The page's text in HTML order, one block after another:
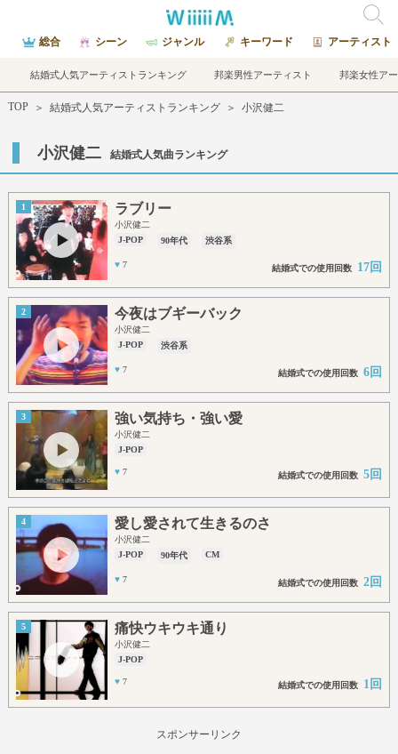
総合 シーン ジャンル キーワード アーティスト
結婚式人気アーティストランキング 邦楽男性アーティスト 邦楽女性ア
TOP ＞ 結婚式人気アーティストランキング ＞ 小沢健二
小沢健二 結婚式人気曲ランキング
1 ラブリー
小沢健二
J-POP
90年代 渋谷系
♥ 7 結婚式での使用回数 17回
2 今夜はブギーバック
小沢健二
J-POP
渋谷系
♥ 7 結婚式での使用回数 6回
3 強い気持ち・強い愛
小沢健二
J-POP
♥ 7 結婚式での使用回数 5回
4 愛し愛されて生きるのさ
小沢健二
J-POP
90年代 CM
♥ 7 結婚式での使用回数 2回
5 痛快ウキウキ通り
小沢健二
J-POP
♥ 7 結婚式での使用回数 1回
スポンサーリンク